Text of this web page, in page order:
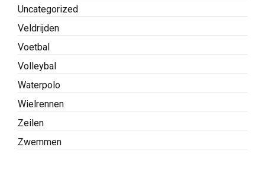
Uncategorized
Veldrijden
Voetbal
Volleybal
Waterpolo
Wielrennen
Zeilen
Zwemmen